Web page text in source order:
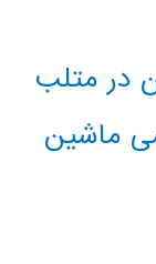
در متلب
ماشین